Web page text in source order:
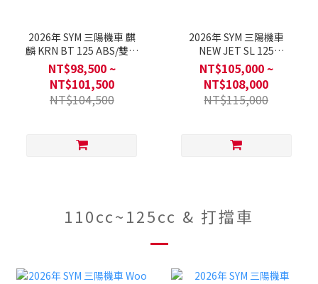
2026年 SYM 三陽機車 麒
麟 KRN BT 125 ABS/雙碟
煞/智慧油電/七期
NT$98,500 ~
NT$101,500
NT$104,500
2026年 SYM 三陽機車
NEW JET SL 125
TCS/ABS/雙碟煞/七期
NT$105,000 ~
NT$108,000
NT$115,000
110cc~125cc & 打擋車